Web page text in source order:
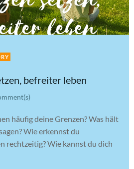
befreiter leben
häufig deine Grenzen? Was hält
Wie erkennst du
rechtzeitig? Wie kannst du dich